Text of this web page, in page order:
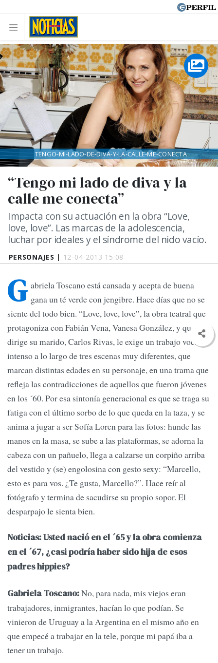
PERSONAJES | 12-04-2013 15:08
“Tengo mi lado de diva y la
calle me conecta”
Impacta con su actuación en la obra “Love,
love, love”. Las marcas de la adolescencia,
luchar por ideales y el síndrome del nido vacío.
TENGO-MI-LADO-DE-DIVA-Y-LA-CALLE-ME-CONECTA
G abriela Toscano está cansada y acepta de buena
gana un té verde con jengibre. Hace días que no se
siente del todo bien. “Love, love, love”, la obra teatral que
protagoniza con Fabián Vena, Vanesa González, y que
dirige su marido, Carlos Rivas, le exige un trabajo vocal
intenso a lo largo de tres escenas muy diferentes, que
marcan distintas edades en su personaje, en una trama que
refleja las contradicciones de aquellos que fueron jóvenes
en los ´60. Por esa sintonía generacional es que se traga su
fatiga con el último sorbo de lo que queda en la taza, y se
anima a jugar a ser Sofía Loren para las fotos: hunde las
manos en la masa, se sube a las plataformas, se adorna la
cabeza con un pañuelo, llega a calzarse un corpiño arriba
del vestido y (se) engolosina con gesto sexy: “Marcello,
esto es para vos. ¿Te gusta, Marcello?”. Hace reír al
fotógrafo y termina de sacudirse su propio sopor. El
desparpajo le sienta bien.
Noticias: Usted nació en el ´65 y la obra comienza
en el ´67, ¿casi podría haber sido hija de esos
padres hippies?
Gabriela Toscano:No, para nada, mis viejos eran
trabajadores, inmigrantes, hacían lo que podían. Se
vinieron de Uruguay a la Argentina en el mismo año en
que empecé a trabajar en la tele, porque mi papá iba a
tener un trabajo.